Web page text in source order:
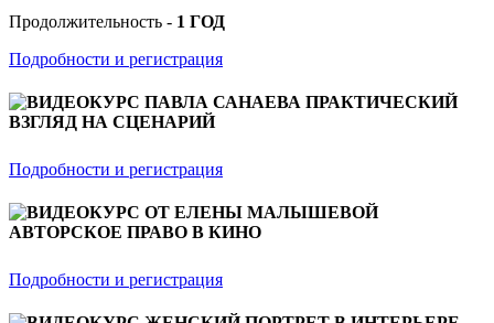
Продолжительность - 1 ГОД
Подробности и регистрация
ВИДЕОКУРС ПАВЛА САНАЕВА ПРАКТИЧЕСКИЙ
ВЗГЛЯД НА СЦЕНАРИЙ
Подробности и регистрация
ВИДЕОКУРС ОТ ЕЛЕНЫ МАЛЫШЕВОЙ
АВТОРСКОЕ ПРАВО В КИНО
Подробности и регистрация